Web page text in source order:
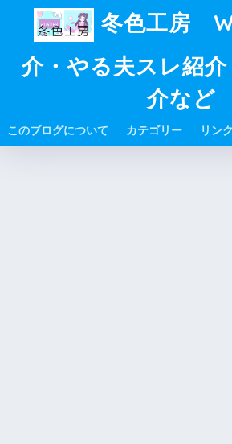
冬色工房
介・やる夫スレ紹
介など
このブログについて カテゴリー リンク